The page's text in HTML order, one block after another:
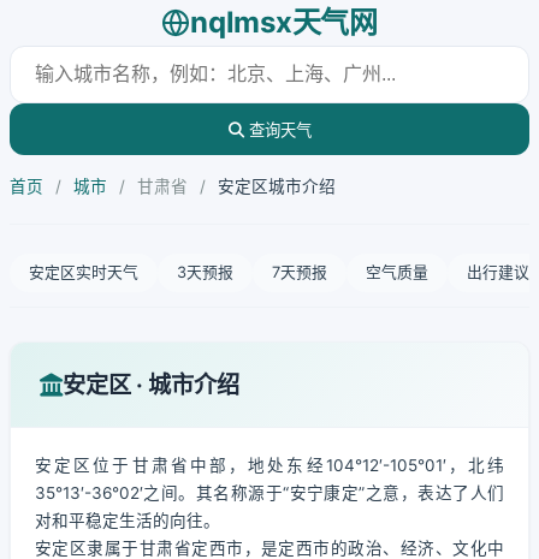
nqlmsx天气网
查询天气
首页 / 城市 / 甘肃省 / 安定区城市介绍
安定区实时天气 3天预报 7天预报 空气质量 出行建议
安定区 · 城市介绍
安定区位于甘肃省中部，地处东经104°12′-105°01′，北纬
35°13′-36°02′之间。其名称源于“安宁康定”之意，表达了人们
对和平稳定生活的向往。
安定区隶属于甘肃省定西市，是定西市的政治、经济、文化中